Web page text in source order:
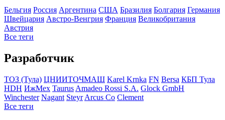
Бельгия Росcия Аргентина США Бразилия Болгария Германия
Швейцария Австро-Венгрия Франция Великобритания
Австрия
Все теги
Разработчик
ТОЗ (Тула) ЦНИИТОЧМАШ Karel Krnka FN Bersa КБП Тула
HDH ИжМех Taurus Amadeo Rossi S.A. Glock GmbH
Winchester Nagant Steyr Arcus Co Clement
Все теги